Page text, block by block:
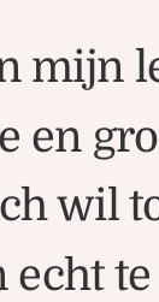
mijn
en
wil